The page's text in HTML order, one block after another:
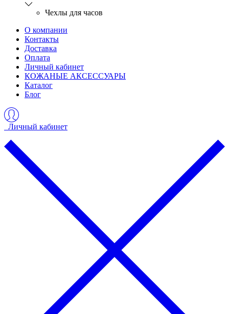
Чехлы для часов
О компании
Контакты
Доставка
Оплата
Личный кабинет
КОЖАНЫЕ АКСЕССУАРЫ
Каталог
Блог
Личный кабинет